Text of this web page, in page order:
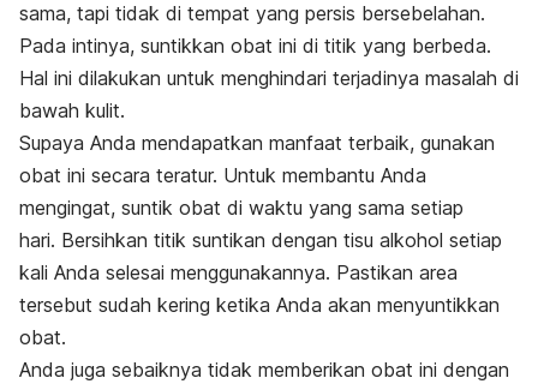
sama, tapi tidak di tempat yang persis bersebelahan.
Pada intinya, suntikkan obat ini di titik yang berbeda.
Hal ini dilakukan untuk menghindari terjadinya masalah di
bawah kulit.
Supaya Anda mendapatkan manfaat terbaik, gunakan
obat ini secara teratur. Untuk membantu Anda
mengingat, suntik obat di waktu yang sama setiap
hari. Bersihkan titik suntikan dengan tisu alkohol setiap
kali Anda selesai menggunakannya. Pastikan area
tersebut sudah kering ketika Anda akan menyuntikkan
obat.
Anda juga sebaiknya tidak memberikan obat ini dengan